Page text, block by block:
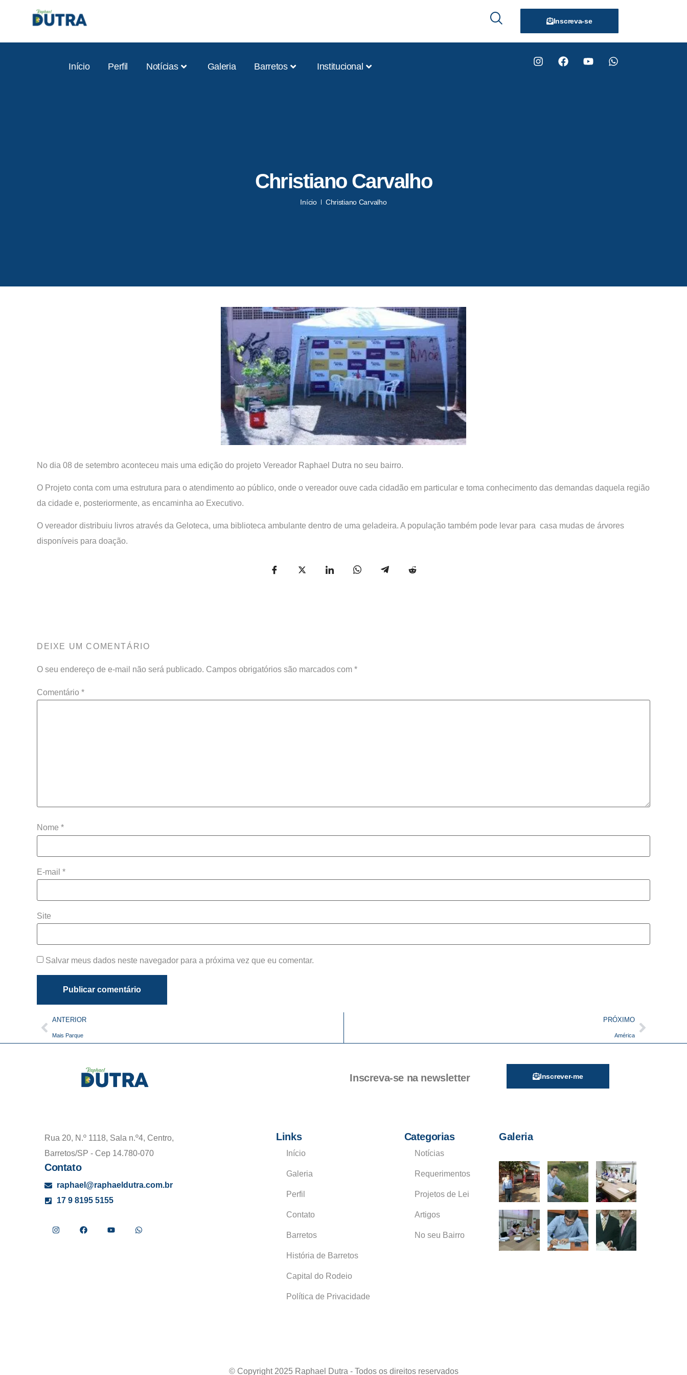
Inscreva-se
Início Perfil Notícias Galeria Barretos Institucional
Christiano Carvalho
Início Christiano Carvalho
No dia 08 de setembro aconteceu mais uma edição do projeto Vereador Raphael Dutra no seu bairro.
O Projeto conta com uma estrutura para o atendimento ao público, onde o vereador ouve cada cidadão em particular e toma conhecimento das demandas daquela região
da cidade e, posteriormente, as encaminha ao Executivo.
O vereador distribuiu livros através da Geloteca, uma biblioteca ambulante dentro de uma geladeira. A população também pode levar para casa mudas de árvores
disponíveis para doação.
DEIXE UM COMENTÁRIO
O seu endereço de e-mail não será publicado. Campos obrigatórios são marcados com *
Comentário *
Nome *
E-mail *
Site
Salvar meus dados neste navegador para a próxima vez que eu comentar.
ANTERIOR
Mais Parque
PRÓXIMO
América
Inscreva-se na newsletter Inscrever-me
Rua 20, N.º 1118, Sala n.º4, Centro,
Barretos/SP - Cep 14.780-070
Contato
raphael@raphaeldutra.com.br
17 9 8195 5155
Links
Início
Galeria
Perfil
Contato
Barretos
História de Barretos
Capital do Rodeio
Política de Privacidade
Categorias
Notícias
Requerimentos
Projetos de Lei
Artigos
No seu Bairro
Galeria
© Copyright 2025 Raphael Dutra - Todos os direitos reservados